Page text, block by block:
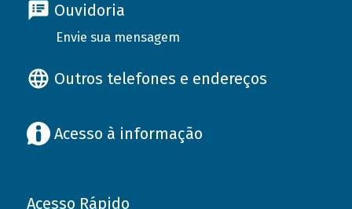
Ouvidoria
Envie sua mensagem
Outros telefones e endereços
Acesso à informação
Acesso Rápido